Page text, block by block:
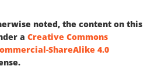
noted, the content on this
a Creative Commons
ShareAlike 4.0